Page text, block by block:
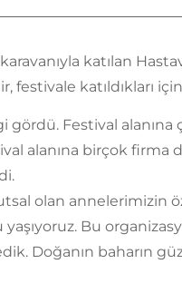
katılan
katıldıkları
Festival alanına
alanına birçok firma
olan annelerimizin
Bu
Doğanın baharın